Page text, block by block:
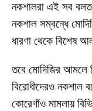
নকশালরা এই সব
নকশাল সম্বন্ধে
ধারণা থেকে বিশেষ
তবে মোদিজির আমলে
বিরোধীদেরও নকশাল
কোরেগাঁও মামলায়